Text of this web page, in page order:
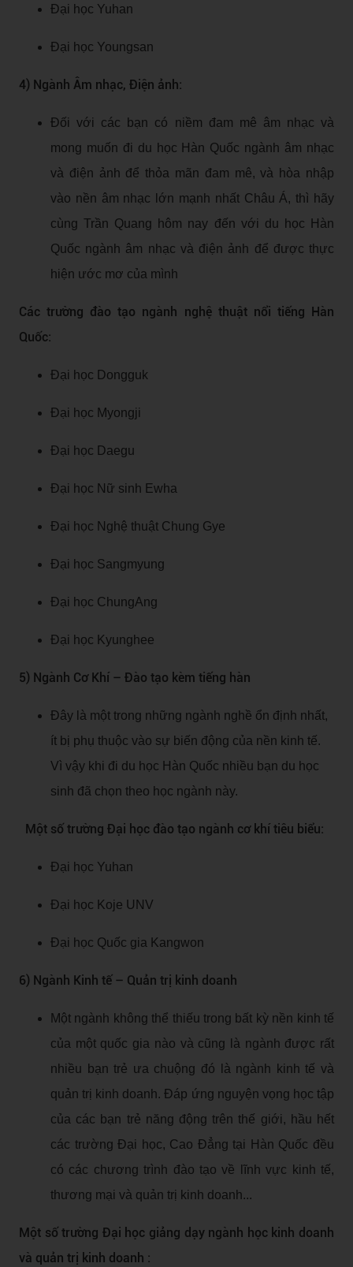
Đại học Yuhan
Đại học Youngsan
4) Ngành Âm nhạc, Điện ảnh:
Đối với các bạn có niềm đam mê âm nhạc và
mong muốn đi du học Hàn Quốc ngành âm nhạc
và điện ảnh để thỏa mãn đam mê, và hòa nhập
vào nền âm nhạc lớn mạnh nhất Châu Á, thì hãy
cùng Trần Quang hôm nay đến với du học Hàn
Quốc ngành âm nhạc và điện ảnh để được thực
hiện ước mơ của mình
Các trường đào tạo ngành nghệ thuật nổi tiếng Hàn
Quốc:
Đại học Dongguk
Đại học Myongji
Đại học Daegu
Đại học Nữ sinh Ewha
Đại học Nghệ thuật Chung Gye
Đại học Sangmyung
Đại học ChungAng
Đại học Kyunghee
5) Ngành Cơ Khí – Đào tạo kèm tiếng hàn
Đây là một trong những ngành nghề ổn định nhất,
ít bị phụ thuộc vào sự biến động của nền kinh tế.
Vì vậy khi đi du học Hàn Quốc nhiều bạn du học
sinh đã chọn theo học ngành này.
Một số trường Đại học đào tạo ngành cơ khí tiêu biểu:
Đại học Yuhan
Đại học Koje UNV
Đại học Quốc gia Kangwon
6) Ngành Kinh tế – Quản trị kinh doanh
Một ngành không thể thiếu trong bất kỳ nền kinh tế
của một quốc gia nào và cũng là ngành được rất
nhiều bạn trẻ ưa chuộng đó là ngành kinh tế và
quản trị kinh doanh. Đáp ứng nguyện vọng học tập
của các bạn trẻ năng động trên thế giới, hầu hết
các trường Đại học, Cao Đẳng tại Hàn Quốc đều
có các chương trình đào tạo về lĩnh vực kinh tế,
thương mại và quản trị kinh doanh...
Một số trường Đại học giảng dạy ngành học kinh doanh
và quản trị kinh doanh :